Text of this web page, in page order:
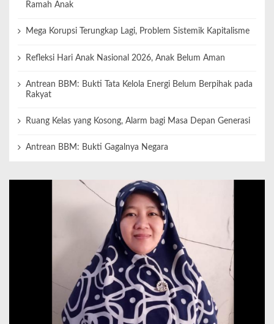
Ramah Anak
Mega Korupsi Terungkap Lagi, Problem Sistemik Kapitalisme
Refleksi Hari Anak Nasional 2026, Anak Belum Aman
Antrean BBM: Bukti Tata Kelola Energi Belum Berpihak pada
Rakyat
Ruang Kelas yang Kosong, Alarm bagi Masa Depan Generasi
Antrean BBM: Bukti Gagalnya Negara